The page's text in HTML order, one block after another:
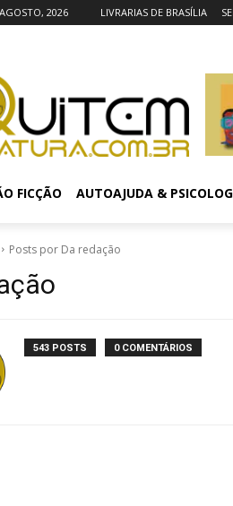
2026 LIVRARIAS DE BRASÍLIA
FICÇÃO AUTOAJUDA &
Posts por Da redação
543 POSTS 0 COMENTÁRIOS